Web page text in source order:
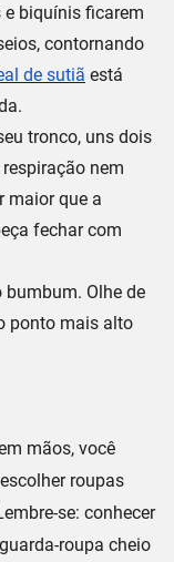
e biquínis ficarem
, contornando
de sutiã está
.
tronco, uns dois
nem
maior que a
fechar com
bumbum. Olhe de
ponto mais alto
mãos, você
roupas
se: conhecer
roupa cheio